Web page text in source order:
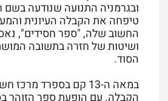
ובגרמניה התנועה שנודעה בשם
טיפחה את הקבלה העיונית
החשוב שלה, "ספר חסידים",
ושיטות של חזרה בתשובה
הסוד.
במאה ה-13 קם בספרד
הקבלה. עם הופעת ספר הזוהר